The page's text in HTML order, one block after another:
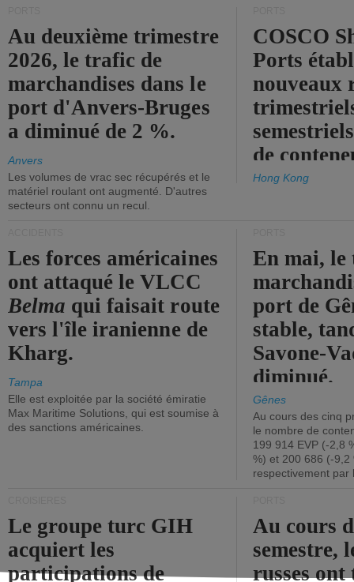
Au deuxième trimestre
2026, le trafic de
marchandises dans le
port d'Anvers-Bruges
a diminué de 2 %.
Anvers
Les volumes de vrac sec récupérés et le
matériel roulant ont augmenté. D'autres
secteurs ont connu un recul.
COSCO
Ports
nouveaux
de
Hong Kong
Les forces américaines
ont attaqué le VLCC
Belma qui faisait route
vers l'île iranienne de
Kharg.
Tampa
Elle est exploitée par la société émiratie
Max Maritime Solutions, qui est soumise à
des sanctions américaines.
En mai, le
port de
stable,
Savone-
diminué.
Gênes
Au cours des cinq
le nombre de
199 914 EVP (-2,8
%) et 200 686 (-9,2
respectivement par
Le groupe turc GIH
acquiert les
participations de
Au cours
semestre,
russes